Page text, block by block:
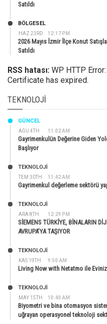
Satıldı
HAZ 23RD 12:17 PM
BÖLGESEL
2026 Mayıs İzmir İlçe Konut
Satıldı
RSS hatası: WP HTTP
Certificate has expired.
TEKNOLOJI
AĞU 4TH 11:02 AM
GÜNCEL
Gayrimenkulün Değerine Giden
Başlıyor
TEM 30TH 11:42 AM
TEKNOLOJİ
Gayrimenkul değerleme sektörü
ARA 8TH 12:29 PM
TEKNOLOJİ
SİEMENS TÜRKİYE, BİNALARIN
AVRUPA’YA TAŞIYOR
KAS 19TH 9:50 AM
TEKNOLOJİ
Living Now with Netatmo ile
MAY 15TH 10:40 AM
TEKNOLOJİ
Biyometri ve bina otomasyon
uğrayan operasyonel teknoloji